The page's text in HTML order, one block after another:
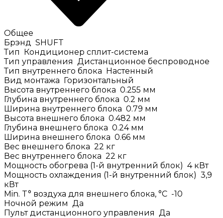
Общее
Брэнд SHUFT
Тип
Кондиционер сплит-система
Тип управления Дистанционное беспроводное
Тип внутреннего блока
Настенный
Вид монтажа
Горизонтальный
Высота внутреннего блока 0.255 мм
Глубина внутреннего блока 0.2 мм
Ширина внутреннего блока 0.79 мм
Высота внешнего блока 0.482 мм
Глубина внешнего блока 0.24 мм
Ширина внешнего блока 0.66 мм
Вес внешнего блока 22 кг
Вес внутреннего блока 22 кг
Мощность обогрева (1-й внутренний блок) 4 кВт
Мощность охлаждения (1-й внутренний блок) 3,9
кВт
Min. T° воздуха для внешнего блока, °C -10
Ночной режим Да
Пульт дистанционного управления Да